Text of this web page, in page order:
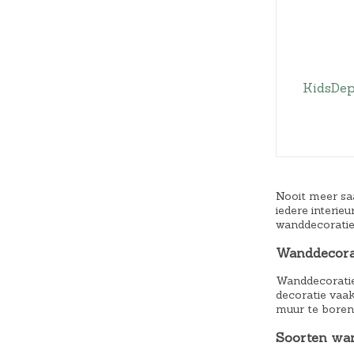
Nooit meer
iedere
decoratie
muur te
Soorten